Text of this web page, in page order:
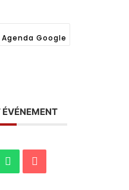
Google
ÉVÉNEMENT